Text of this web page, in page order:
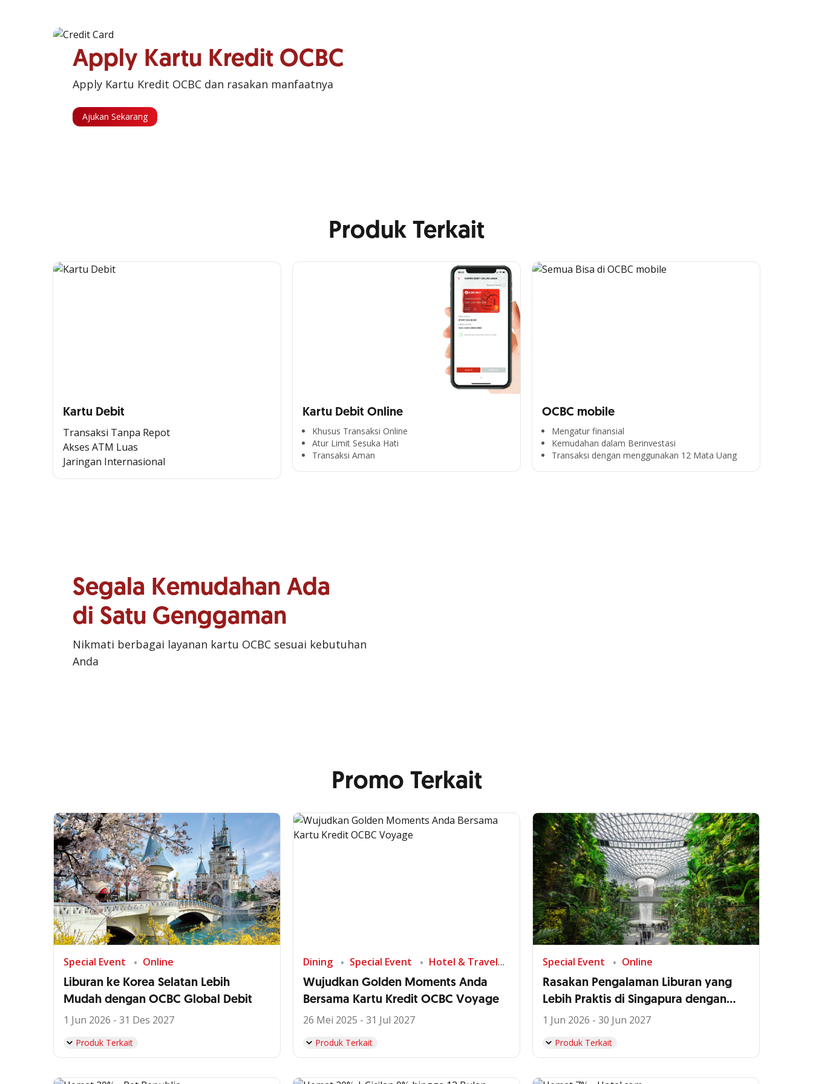
Apply Kartu Kredit OCBC
Apply Kartu Kredit OCBC dan rasakan manfaatnya
Ajukan Sekarang
Produk Terkait
Kartu Debit
Transaksi Tanpa Repot
Akses ATM Luas
Jaringan Internasional
Kartu Debit Online
Khusus Transaksi Online
Atur Limit Sesuka Hati
Transaksi Aman
OCBC mobile
Mengatur finansial
Kemudahan dalam Berinvestasi
Transaksi dengan menggunakan 12 Mata Uang
Segala Kemudahan Ada
di Satu Genggaman
Nikmati berbagai layanan kartu OCBC sesuai kebutuhan
Anda
Promo Terkait
Special Event Online
Liburan ke Korea Selatan Lebih
Mudah dengan OCBC Global Debit
1 Jun 2026 - 31 Des 2027
Produk Terkait
Dining Special Event Hotel & Travel
Wujudkan Golden Moments Anda
Bersama Kartu Kredit OCBC Voyage
26 Mei 2025 - 31 Jul 2027
Produk Terkait
Special Event Online
Rasakan Pengalaman Liburan yang
Lebih Praktis di Singapura dengan
OCBC Global Debit
1 Jun 2026 - 30 Jun 2027
Produk Terkait